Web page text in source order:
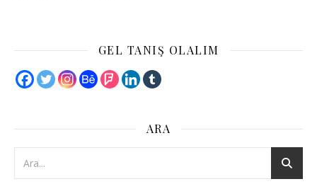
GEL TANIŞ OLALIM
ARA